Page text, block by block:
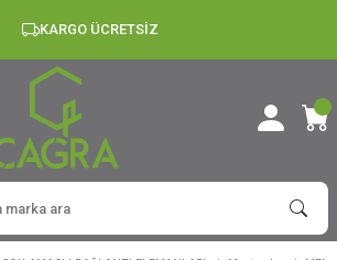
KARGO ÜCRETSİZ